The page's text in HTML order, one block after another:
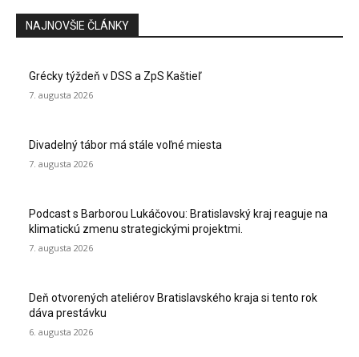
NAJNOVŠIE ČLÁNKY
Grécky týždeň v DSS a ZpS Kaštieľ
7. augusta 2026
Divadelný tábor má stále voľné miesta
7. augusta 2026
Podcast s Barborou Lukáčovou: Bratislavský kraj reaguje na
klimatickú zmenu strategickými projektmi.
7. augusta 2026
Deň otvorených ateliérov Bratislavského kraja si tento rok
dáva prestávku
6. augusta 2026